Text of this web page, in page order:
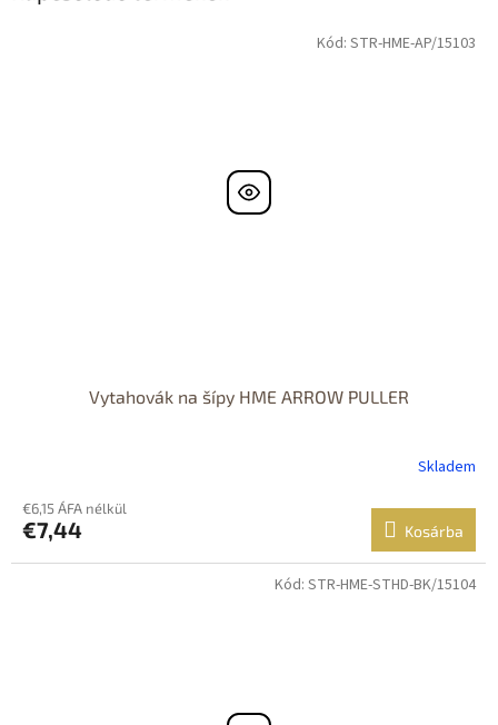
Vytahovák na šípy HME ARROW PULLER
Skladem
€6,15 ÁFA nélkül
€7,44 Kosárba
Kód: STR-HME-AP/15103
Kód: STR-HME-STHD-BK/15104